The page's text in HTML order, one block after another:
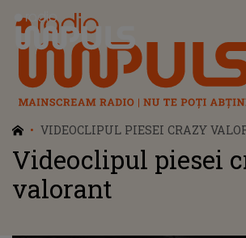
Radio Impuls
VIDEOCLIPUL PIESEI CRAZY
Videoclipul piesei
valorant